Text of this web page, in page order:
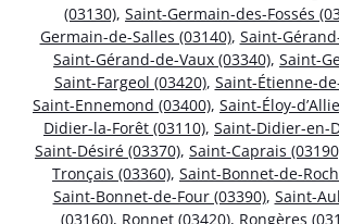
(03130), Saint-Germain-des-Fossés
Germain-de-Salles (03140), Saint-
Saint-Gérand-de-Vaux (03340), Saint-
Saint-Fargeol (03420), Saint-Étienne-
Saint-Ennemond (03400), Saint-Éloy-
Didier-la-Forêt (03110), Saint-Didier-en-
Saint-Désiré (03370), Saint-Caprais
Tronçais (03360), Saint-Bonnet-de-
Saint-Bonnet-de-Four (03390), Saint-
(03160), Ronnet (03420), Rongères